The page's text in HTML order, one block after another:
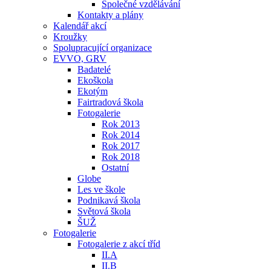
Společné vzdělávání
Kontakty a plány
Kalendář akcí
Kroužky
Spolupracující organizace
EVVO, GRV
Badatelé
Ekoškola
Ekotým
Fairtradová škola
Fotogalerie
Rok 2013
Rok 2014
Rok 2017
Rok 2018
Ostatní
Globe
Les ve škole
Podnikavá škola
Světová škola
ŠUŽ
Fotogalerie
Fotogalerie z akcí tříd
II.A
II.B